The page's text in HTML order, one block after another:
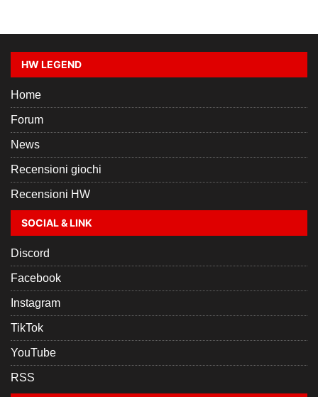
HW LEGEND
Home
Forum
News
Recensioni giochi
Recensioni HW
SOCIAL & LINK
Discord
Facebook
Instagram
TikTok
YouTube
RSS